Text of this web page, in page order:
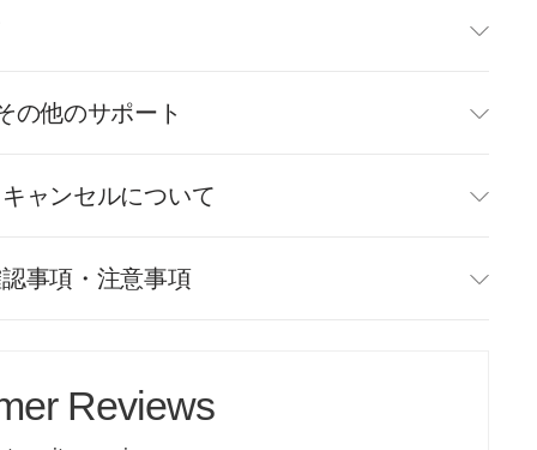
の他のサポート
ャンセルについて
事項・注意事項
Reviews